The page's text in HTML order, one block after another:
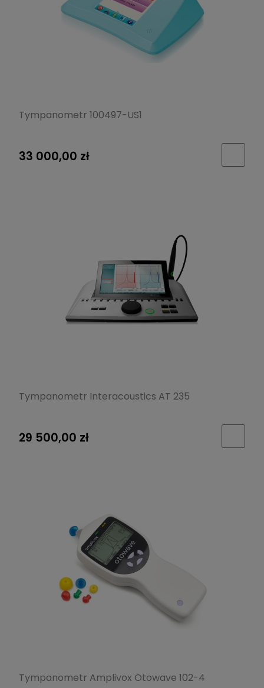
Tympanometr 100497-US1
33 000,00 zł
Tympanometr Interacoustics AT 235
29 500,00 zł
Tympanometr Amplivox Otowave 102-4